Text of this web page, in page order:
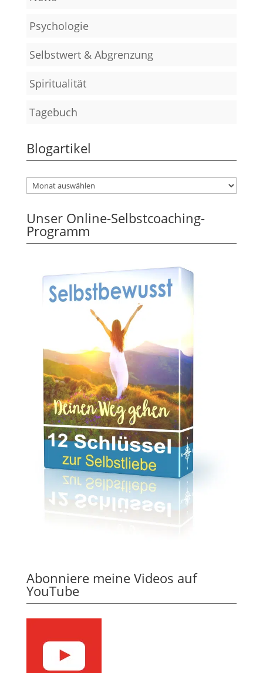
Psychologie
Selbstwert & Abgrenzung
Spiritualität
Tagebuch
Blogartikel
Unser Online-Selbstcoaching-
Programm
Abonniere meine Videos auf
YouTube